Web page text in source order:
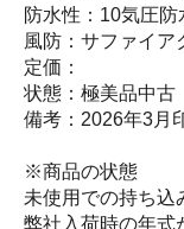
防水性：10気圧防
風防：サファイア
定価：
状態：極美品中古
備考：2026年3月
※商品の状態
未使用での持ち込
弊社入荷時の年式